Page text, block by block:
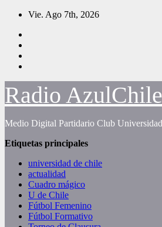
Saltar
contenido
Vie. Ago 7th, 2026
Radio AzulChile
Medio Digital Partidario Club
Etiquetas principales
universidad de chile
actualidad
Cuadro mágico
U de Chile
Fútbol Femenino
Fútbol Formativo